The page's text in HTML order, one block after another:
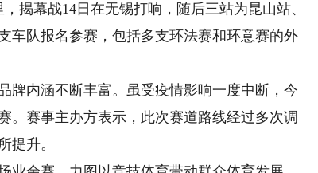
幕战14日在无锡打响，随后三站为昆山站、
车队报名参赛，包括多支环法赛和环意赛的外
内涵不断丰富。虽受疫情影响一度中断，今
。赛事主办方表示，此次赛道路线经过多次调
提升。